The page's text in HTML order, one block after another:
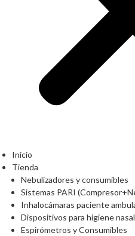
Inicio
Tienda
Nebulizadores y consumibles
Sistemas PARI
Inhalocámaras paciente
Dispositivos para higiene
Espirómetros y Consumibles